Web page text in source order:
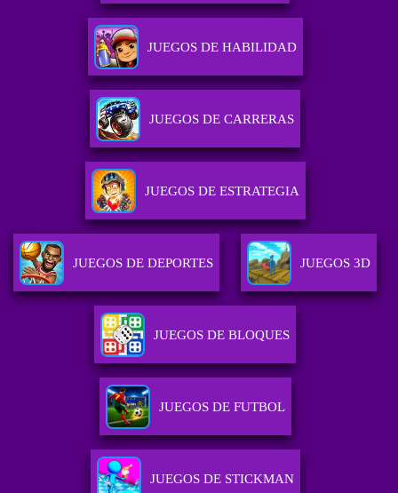
JUEGOS DE HABILIDAD
JUEGOS DE CARRERAS
JUEGOS DE ESTRATEGIA
JUEGOS DE DEPORTES JUEGOS 3D
JUEGOS DE BLOQUES
JUEGOS DE FUTBOL
JUEGOS DE STICKMAN